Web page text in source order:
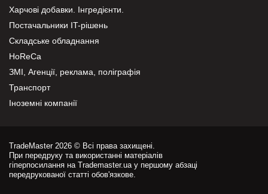
Харчові добавки. Інгредієнти.
Постачальники IT-рішень
Складське обладнання
HoReCa
ЗМІ, Агенції, реклама, поліграфія
Транспорт
Іноземні компанії
TradeMaster 2026 © Всі права захищені.
При передруку та використанні матеріалів
гіперпосилання на Trademaster.ua у першому абзаці
передрукованої статті обов'язкове.